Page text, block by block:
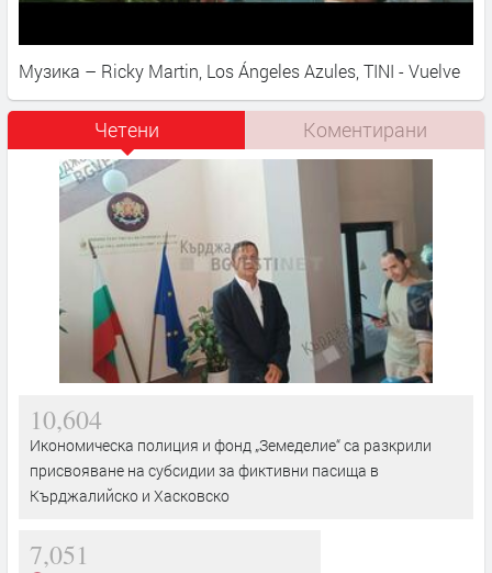
Музика – Ricky Martin, Los Ángeles Azules, TINI - Vuelve
Четени Коментирани
10,604
Икономическа полиция и фонд „Земеделие“ са разкрили
присвояване на субсидии за фиктивни пасища в
Кърджалийско и Хасковско
7,051